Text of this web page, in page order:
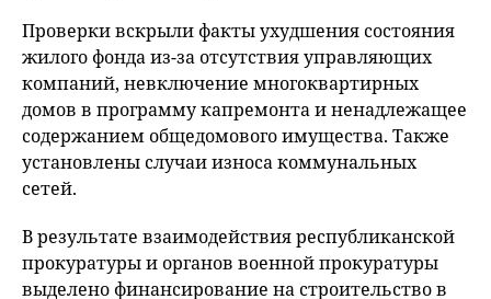
Проверки вскрыли факты ухудшения состояния
жилого фонда из-за отсутствия управляющих
компаний, невключение многоквартирных
домов в программу капремонта и ненадлежащее
содержанием общедомового имущества. Также
установлены случаи износа коммунальных
сетей.
В результате взаимодействия республиканской
прокуратуры и органов военной прокуратуры
выделено финансирование на строительство в